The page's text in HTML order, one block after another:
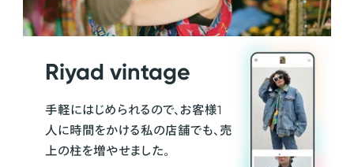
Riyad vintage
手軽にはじめられるので、お客様1
人に時間をかける私の店舗でも、売
上の柱を増やせました。